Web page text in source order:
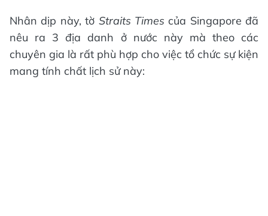
Nhân dịp này, tờ Straits Times của Singapore đã
nêu ra 3 địa danh ở nước này mà theo các
chuyên gia là rất phù hợp cho việc tổ chức sự kiện
mang tính chất lịch sử này: